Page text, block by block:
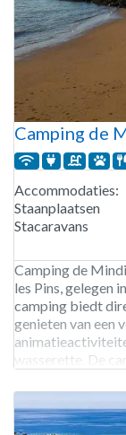
Camping de
Accommodaties:
Staanplaatsen
Stacaravans
Camping de
les Pins, gelegen
camping biedt
genieten van een
wasserette. De